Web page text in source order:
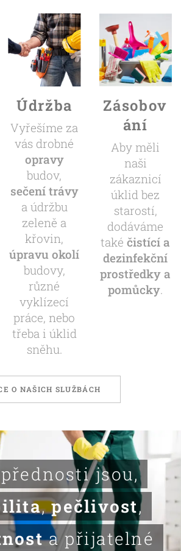
Údržba
Vyřešíme za
vás drobné
opravy
budov,
sečení trávy
a údržbu
zeleně a
křovin,
úpravu okolí
budovy,
různé
vyklízecí
práce, nebo
třeba i úklid
sněhu.
Zásobov
ání
Aby měli
naši
zákaznicí
úklid bez
starostí,
dodáváme
takéčistící a
dezinfekční
prostředky a
pomůcky.
O NAŠICH SLUŽBÁCH
jsou,
,pečlivost,
a přijatelné